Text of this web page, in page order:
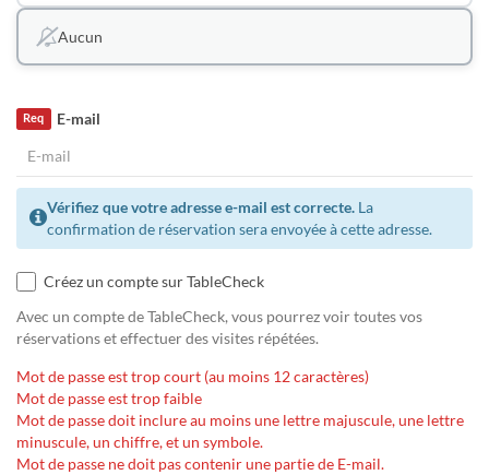
Aucun
E-mail
Req
Vérifiez que votre adresse e-mail est correcte. La
confirmation de réservation sera envoyée à cette adresse.
Créez un compte sur TableCheck
Avec un compte de TableCheck, vous pourrez voir toutes vos
réservations et effectuer des visites répétées.
Mot de passe est trop court (au moins 12 caractères)
Mot de passe est trop faible
Mot de passe doit inclure au moins une lettre majuscule, une lettre
minuscule, un chiffre, et un symbole.
Mot de passe ne doit pas contenir une partie de E-mail.